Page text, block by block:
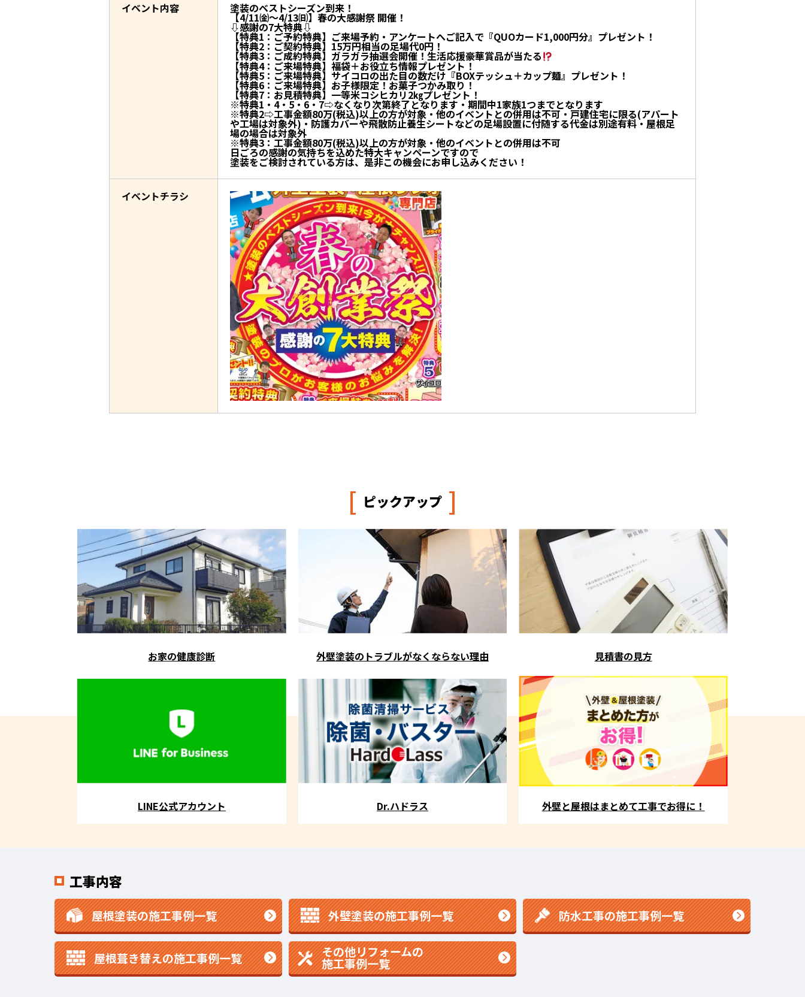
イベント内容 塗装のベストシーズン到来！
【4/11㈮～4/13㈰】春の大感謝祭 開催！
⇩感謝の7大特典⇩
【特典1：ご予約特典】ご来場予約・アンケートへご記入で『QUOカード1,000円分』プレゼント！
【特典2：ご契約特典】15万円相当の足場代0円！
【特典3：ご成約特典】ガラガラ抽選会開催！生活応援豪華賞品が当たる
【特典4：ご来場特典】福袋＋お役立ち情報プレゼント！
【特典5：ご来場特典】サイコロの出た目の数だけ『BOXテッシュ＋カップ麺』プレゼント！
【特典6：ご来場特典】お子様限定！お菓子つかみ取り！
【特典7：お見積特典】一等米コシヒカリ2㎏プレゼント！
※特典1・4・5・6・7⇨なくなり次第終了となります・期間中1家族1つまでとなります
※特典2⇨工事金額80万(税込)以上の方が対象・他のイベントとの併用は不可・戸建住宅に限る(アパート
や工場は対象外)・防護カバーや飛散防止養生シートなどの足場設置に付随する代金は別途有料・屋根足
場の場合は対象外
※特典3：工事金額80万(税込)以上の方が対象・他のイベントとの併用は不可
日ごろの感謝の気持ちを込めた特大キャンペーンですので
塗装をご検討されている方は、是非この機会にお申し込みください！
イベントチラシ
[ ピックアップ ]
お家の健康診断 外壁塗装のトラブルがなくならない理由 見積書の見方
LINE公式アカウント Dr.ハドラス 外壁と屋根はまとめて工事でお得に！
工事内容
屋根塗装の施工事例一覧 外壁塗装の施工事例一覧 防水工事の施工事例一覧
屋根葺き替えの施工事例一覧 その他リフォームの
施工事例一覧